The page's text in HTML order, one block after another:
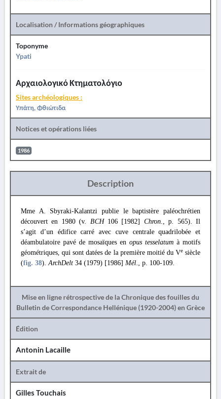
Localisation / Informations géographiques
Toponyme
Ypati
Αρχαιολογικό Κτηματολόγιο
Sites archéologiques :
Υπάτη, Φθιώτιδα
Notices et opérations liées
1986
Description
Mme A. Sbyraki-Kalantzi publie le baptistère paléochrétien
découvert en 1980 (v. BCH 106 [1982] Chron., p. 565). Il
s’agit d’un édifice carré avec cuve centrale quadrilobée et
déambulatoire pavé de mosaïques en opus tesselatum à motifs
géométriques, qui sont datées de la première moitié du Vesiècle
(fig. 38).ArchDelt 34 (1979) [1986] Mél., p. 100-109.
Mise en ligne rétrospective de la Chronique des fouilles du
Bulletin de Correspondance Hellénique (1920-2004) en Grèce
Édition
Antonin Lacaille
Extrait de
Gilles Touchais